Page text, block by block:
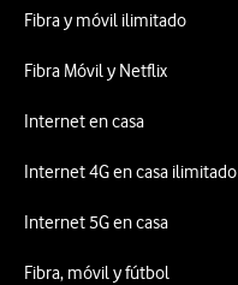
Fibra y móvil ilimitado
Fibra Móvil y Netflix
Internet en casa
Internet 4G en casa ilimitado
Internet 5G en casa
Fibra, móvil y fútbol